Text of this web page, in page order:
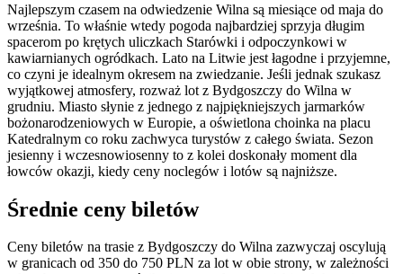
Najlepszym czasem na odwiedzenie Wilna są miesiące od maja do
września. To właśnie wtedy pogoda najbardziej sprzyja długim
spacerom po krętych uliczkach Starówki i odpoczynkowi w
kawiarnianych ogródkach. Lato na Litwie jest łagodne i przyjemne,
co czyni je idealnym okresem na zwiedzanie. Jeśli jednak szukasz
wyjątkowej atmosfery, rozważ lot z Bydgoszczy do Wilna w
grudniu. Miasto słynie z jednego z najpiękniejszych jarmarków
bożonarodzeniowych w Europie, a oświetlona choinka na placu
Katedralnym co roku zachwyca turystów z całego świata. Sezon
jesienny i wczesnowiosenny to z kolei doskonały moment dla
łowców okazji, kiedy ceny noclegów i lotów są najniższe.
Średnie ceny biletów
Ceny biletów na trasie z Bydgoszczy do Wilna zazwyczaj oscylują
w granicach od 350 do 750 PLN za lot w obie strony, w zależności